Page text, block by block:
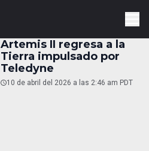
Artemis II regresa a la
Tierra impulsado por
Teledyne
10 de abril del 2026 a las 2:46 am PDT